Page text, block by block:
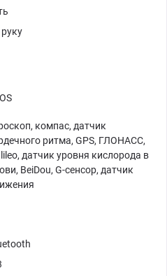
компас, датчик
ритма, GPS, ГЛОНАСС,
датчик уровня кислорода в
BeiDou, G-сенсор, датчик